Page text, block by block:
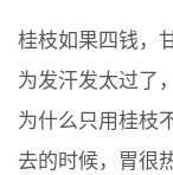
桂枝如果四钱，
为发汗发太过了
为什么只用桂枝
去的时候，胃很